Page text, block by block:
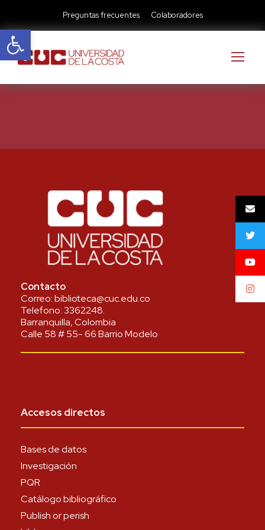
Abrir barra de herramientas
Preguntas frecuentes Colaboradores
Contacto
Correo:biblioteca@cuc.edu.co
Telefono:3362248.
Barranquilla, Colombia
Calle 58 # 55- 66 Barrio Modelo
Accesos directos
Bases de datos
Investigación
PQR
Catálogo bibliográfico
Publish or perish